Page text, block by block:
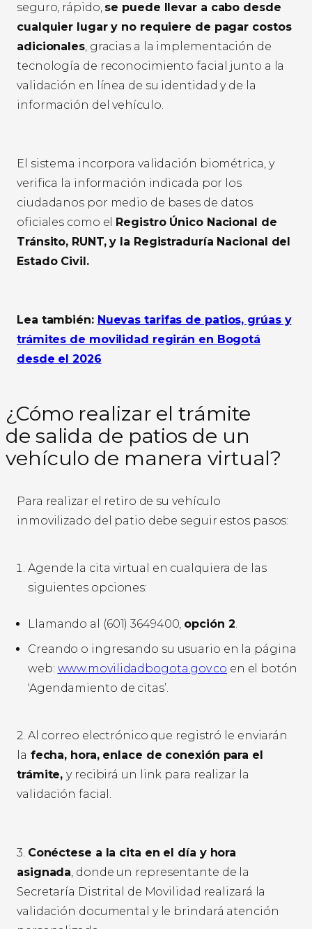
seguro, rápido, se puede llevar a cabo desde
cualquier lugar y no requiere de pagar costos
adicionales, gracias a la implementación de
tecnología de reconocimiento facial junto a la
validación en línea de su identidad y de la
información del vehículo.
El sistema incorpora validación biométrica, y
verifica la información indicada por los
ciudadanos por medio de bases de datos
oficiales como el Registro Único Nacional de
Tránsito, RUNT, y la Registraduría Nacional del
Estado Civil.
Lea también: Nuevas tarifas de patios, grúas y
trámites de movilidad regirán en Bogotá
desde el 2026
¿Cómo realizar el trámite
de salida de patios de un
vehículo de manera virtual?
Para realizar el retiro de su vehículo
inmovilizado del patio debe seguir estos pasos:
Agende la cita virtual en cualquiera de las
siguientes opciones:
Llamando al (601) 3649400, opción 2.
Creando o ingresando su usuario en la página
web: www.movilidadbogota.gov.co en el botón
‘Agendamiento de citas’.
2. Al correo electrónico que registró le enviarán
la fecha, hora, enlace de conexión para el
trámite,y recibirá un link para realizar la
validación facial.
3. Conéctese a la cita en el día y hora
asignada, donde un representante de la
Secretaría Distrital de Movilidad realizará la
validación documental y le brindará atención